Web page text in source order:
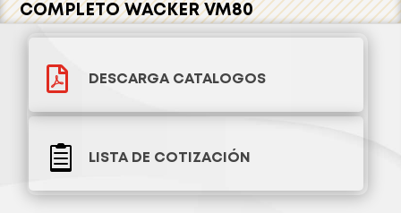
COMPLETO WACKER VM80
 DESCARGA CATALOGOS
 LISTA DE COTIZACIÓN